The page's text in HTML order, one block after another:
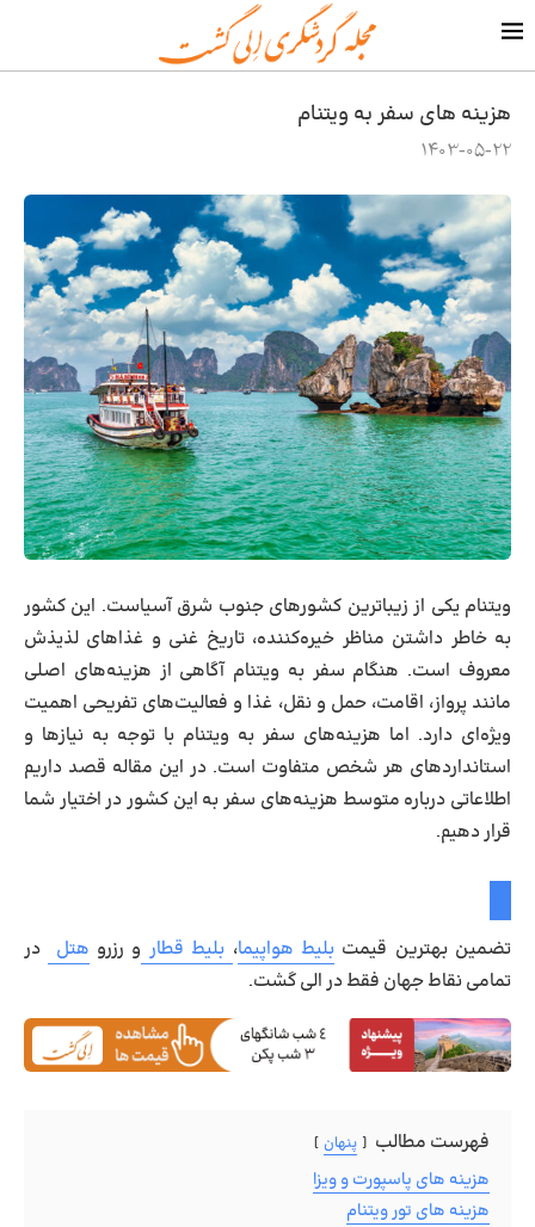
هزینه های سفر به ویتنام
1403-05-22
ویتنام یکی از زیباترین کشورهای جنوب شرق آسیاست. این کشور
به خاطر داشتن مناظر خیره‌کننده، تاریخ غنی و غذاهای لذیذش
معروف است. هنگام سفر به ویتنام آگاهی از هزینه‌های اصلی
مانند پرواز، اقامت، حمل و نقل، غذا و فعالیت‌های تفریحی اهمیت
ویژه‌ای دارد. اما هزینه‌های سفر به ویتنام با توجه به نیازها و
استانداردهای هر شخص متفاوت است. در این مقاله قصد داریم
اطلاعاتی درباره متوسط هزینه‌های سفر به این کشور در اختیار شما
قرار دهیم.
تضمین بهترین قیمتبلیط هواپیما، بلیط قطار و رزرو هتل
در
تمامی نقاط جهان فقط در الی گشت.
فهرست مطالب پنهان
هزینه‌ های پاسپورت و ویزا
هزینه های تور ویتنام